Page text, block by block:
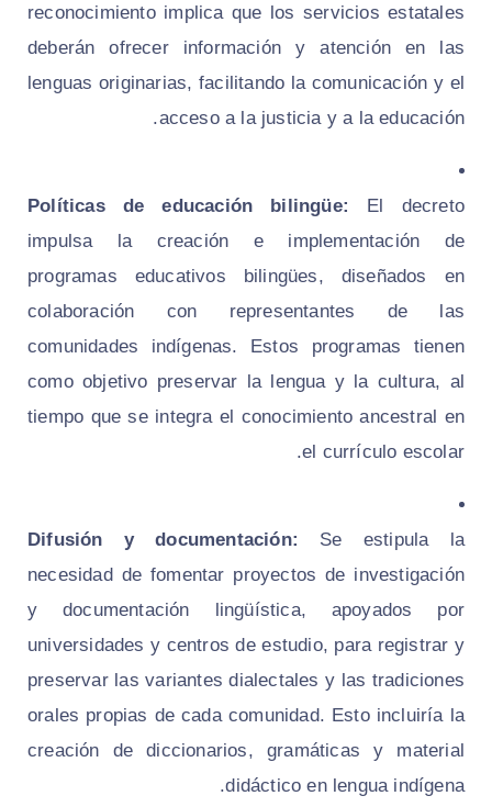
reconocimiento implica que los servicios estatales
deberán ofrecer información y atención en las
lenguas originarias, facilitando la comunicación y el
acceso a la justicia y a la educación.
Políticas de educación bilingüe:
El decreto
impulsa la creación e implementación de
programas educativos bilingües, diseñados en
colaboración con representantes de las
comunidades indígenas. Estos programas tienen
como objetivo preservar la lengua y la cultura, al
tiempo que se integra el conocimiento ancestral en
el currículo escolar.
Difusión y documentación:
Se estipula la
necesidad de fomentar proyectos de investigación
y documentación lingüística, apoyados por
universidades y centros de estudio, para registrar y
preservar las variantes dialectales y las tradiciones
orales propias de cada comunidad. Esto incluiría la
creación de diccionarios, gramáticas y material
didáctico en lengua indígena.